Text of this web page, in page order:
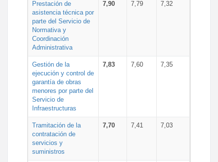
Prestación de
asistencia técnica por
parte del Servicio de
Normativa y
Coordinación
Administrativa
7,90 7,79 7,32
Gestión de la
ejecución y control de
garantía de obras
menores por parte del
Servicio de
Infraestructuras
7,83 7,60 7,35
Tramitación de la
contratación de
servicios y
suministros
7,70 7,41 7,03